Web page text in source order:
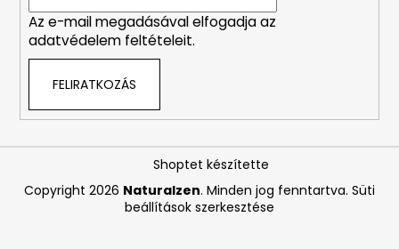
A
á
Az e-mail megadásával elfogadja az
adatvédelem feltételeit.
FELIRATKOZÁS
Shoptet készítette
Copyright 2026 Naturalzen. Minden jog fenntartva. Süti
beállítások szerkesztése